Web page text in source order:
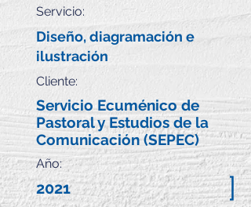
Servicio:
Diseño, diagramación e
ilustración
Cliente:
Servicio Ecuménico de
Pastoral y Estudios de la
Comunicación (SEPEC)
Año:
2021 ]